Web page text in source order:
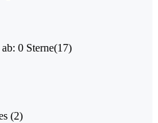
0 Sterne(17)
(2)